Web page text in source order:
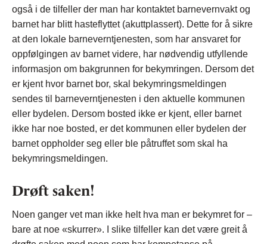
også i de tilfeller der man har kontaktet barnevernvakt og
barnet har blitt hasteflyttet (akuttplassert). Dette for å sikre
at den lokale barneverntjenesten, som har ansvaret for
oppfølgingen av barnet videre, har nødvendig utfyllende
informasjon om bakgrunnen for bekymringen. Dersom det
er kjent hvor barnet bor, skal bekymringsmeldingen
sendes til barneverntjenesten i den aktuelle kommunen
eller bydelen. Dersom bosted ikke er kjent, eller barnet
ikke har noe bosted, er det kommunen eller bydelen der
barnet oppholder seg eller ble påtruffet som skal ha
bekymringsmeldingen.
Drøft saken!
Noen ganger vet man ikke helt hva man er bekymret for –
bare at noe «skurrer». I slike tilfeller kan det være greit å